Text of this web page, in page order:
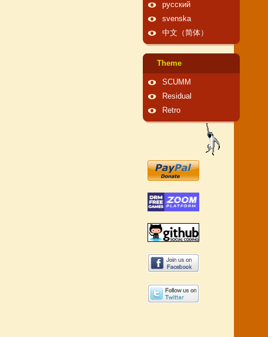
русский
svenska
中文（简体）
Theme
SCUMM
Residual
Retro